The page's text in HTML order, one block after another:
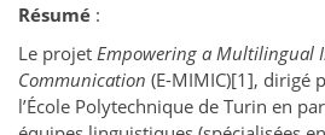
Résumé :
Le projet Empowering a Multilingual
Communication (E-MIMIC)[1], dirigé
l’École Polytechnique de Turin en